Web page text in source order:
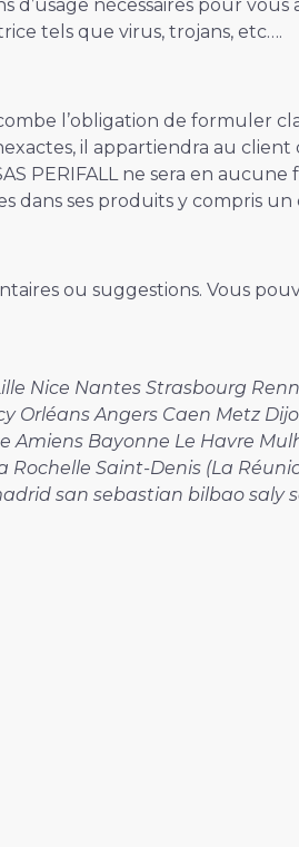
nécessaires pour vous
tels que virus, trojans, etc….
l’obligation de formuler
il appartiendra au
PERIFALL ne sera en aucune
ses produits y compris un
ou suggestions. Vous
Nice Nantes Strasbourg
Orléans Angers Caen Metz
Amiens Bayonne Le Havre
Saint-Denis (La
san sebastian bilbao saly